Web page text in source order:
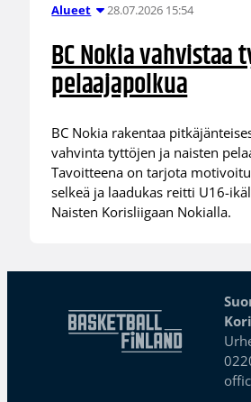
Alueet 28.07.2026 15:54
BC Nokia vahvistaa
pelaajapolkua
BC Nokia rakentaa
vahvinta tyttöjen ja naisten
Tavoitteena on tarjota
selkeä ja laadukas reitti U16-
Naisten Korisliigaan Nokialla.